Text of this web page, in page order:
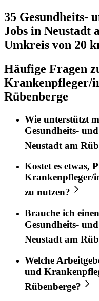
35 Gesundheits-
Jobs in Neustadt
Umkreis von 20
Häufige Fragen
Krankenpfleger/
Rübenberge
Wie unterstützt
Gesundheits-
Neustadt am
Kostet es etwas,
Krankenpfleger/
zu nutzen?
Brauche ich
Gesundheits-
Neustadt am
Welche
und
Rübenberge?